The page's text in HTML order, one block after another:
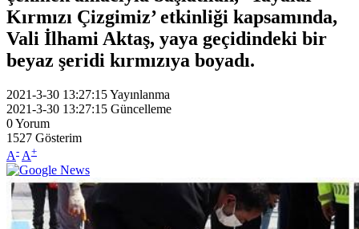
Kırmızı Çizgimiz’ etkinliği kapsamında,
Vali İlhami Aktaş, yaya geçidindeki bir
beyaz şeridi kırmızıya boyadı.
2021-3-30 13:27:15Yayınlanma
2021-3-30 13:27:15 Güncelleme
0Yorum
1527 Gösterim
A- A+